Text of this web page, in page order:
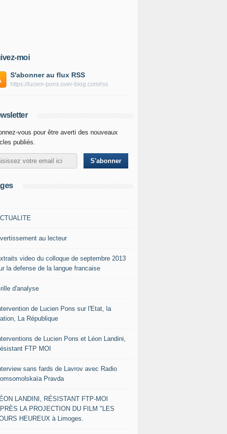
moi
S'abonner au flux RSS
https://lucien-pons.over-blog.com/rss
vous pour être averti des nouveaux
publiés.
au lecteur
video du colloque de septembre 2013
la defense de la langue francaise
d'analyse
de Lucien Pons sur l'Etat, la
La République
de Lucien Pons et Léon Landini,
FTP MOI
sans fards de Lavrov avec Radio
Pravda
LANDINI, RÉSISTANT FTP-MOI
LA PROJECTION DU FILM "LES
HEUREUX à Limoges.